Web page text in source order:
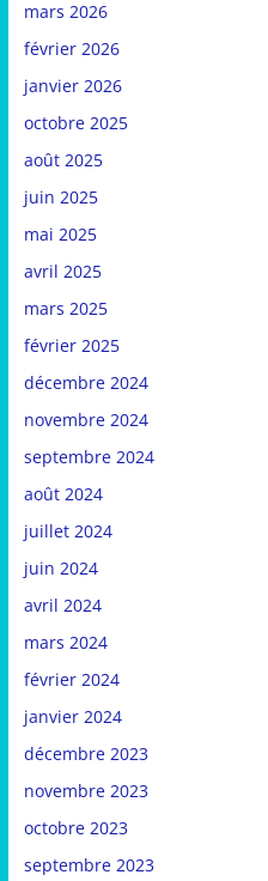
mars 2026
février 2026
janvier 2026
octobre 2025
août 2025
juin 2025
mai 2025
avril 2025
mars 2025
février 2025
décembre 2024
novembre 2024
septembre 2024
août 2024
juillet 2024
juin 2024
avril 2024
mars 2024
février 2024
janvier 2024
décembre 2023
novembre 2023
octobre 2023
septembre 2023